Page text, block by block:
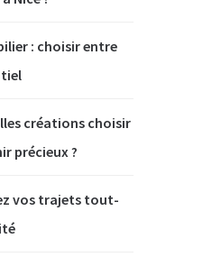
: choisir entre
créations choisir
précieux ?
vos trajets tout-